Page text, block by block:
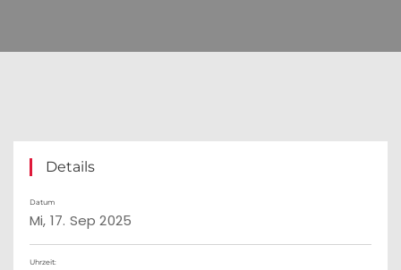
Details
Datum
Mi, 17. Sep 2025
Uhrzeit: